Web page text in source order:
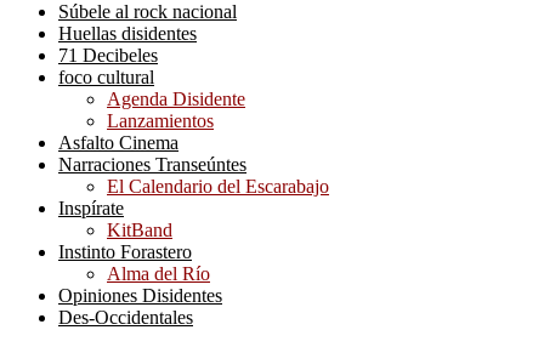
Súbele al rock nacional
Huellas disidentes
71 Decibeles
foco cultural
Agenda Disidente
Lanzamientos
Asfalto Cinema
Narraciones Transeúntes
El Calendario del Escarabajo
Inspírate
KitBand
Instinto Forastero
Alma del Río
Opiniones Disidentes
Des-Occidentales